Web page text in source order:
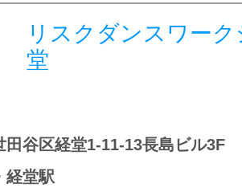
リスクダンスワー
堂
田谷区経堂1-11-13長島ビル3F
経堂駅